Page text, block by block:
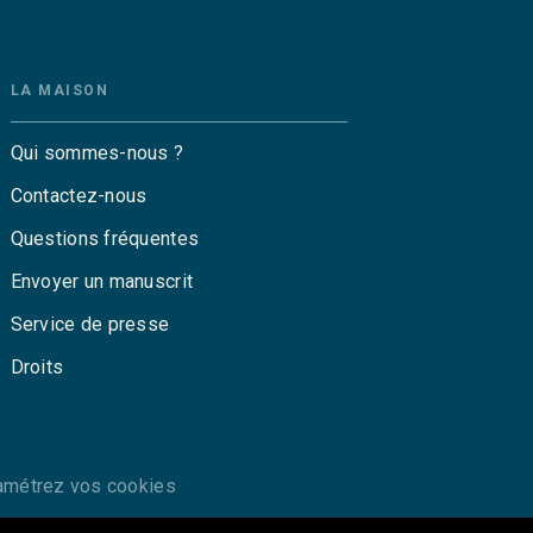
LA MAISON
Qui sommes-nous ?
Contactez-nous
Questions fréquentes
Envoyer un manuscrit
Service de presse
Droits
vos cookies